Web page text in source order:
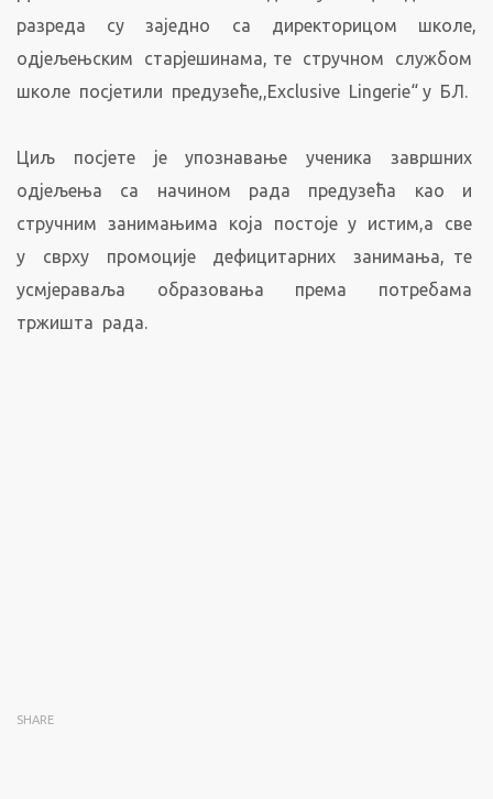
разреда су заједно са директорицом школе,
одјељењским старјешинама, те стручном службом
школе посјетили предузеће,,Exclusive Lingerie“ у БЛ.
Циљ посјете је упознавање ученика завршних
одјељења са начином рада предузећа као и
стручним занимањима која постоје у истим,а све
у сврху промоције дефицитарних занимања, те
усмјераваља образовања према потребама
тржишта рада.
SHARE